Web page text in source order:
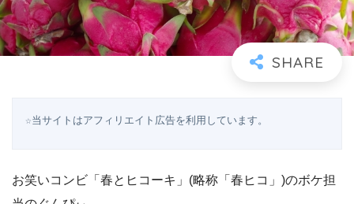
☆当サイトはアフィリエイト広告を利用しています。
お笑いコンビ「春とヒコーキ」(略称「春ヒコ」)のボケ担